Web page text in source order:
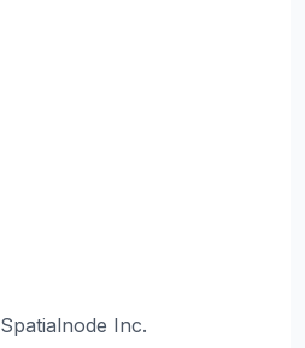
Spatialnode Inc.